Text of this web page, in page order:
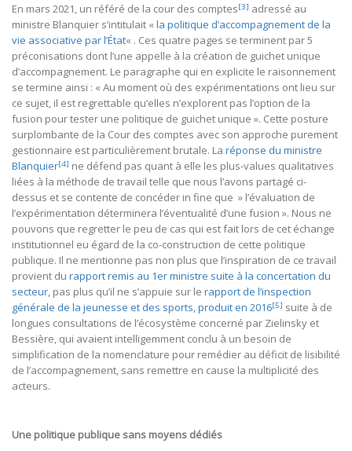
En mars 2021, un référé de la cour des comptes[3] adressé au
ministre Blanquier s’intitulait « la politique d’accompagnement de la
vie associative par l’État« . Ces quatre pages se terminent par 5
préconisations dont l’une appelle à la création de guichet unique
d’accompagnement. Le paragraphe qui en explicite le raisonnement
se termine ainsi : « Au moment où des expérimentations ont lieu sur
ce sujet, il est regrettable qu’elles n’explorent pas l’option de la
fusion pour tester une politique de guichet unique ». Cette posture
surplombante de la Cour des comptes avec son approche purement
gestionnaire est particulièrement brutale. La réponse du ministre
Blanquier[4] ne défend pas quant à elle les plus-values qualitatives
liées à la méthode de travail telle que nous l’avons partagé ci-
dessus et se contente de concéder in fine que » l’évaluation de
l’expérimentation déterminera l’éventualité d’une fusion ». Nous ne
pouvons que regretter le peu de cas qui est fait lors de cet échange
institutionnel eu égard de la co-construction de cette politique
publique. Il ne mentionne pas non plus que l’inspiration de ce travail
provient du rapport remis au 1er ministre suite à la concertation du
secteur, pas plus qu’il ne s’appuie sur le rapport de l’inspection
générale de la jeunesse et des sports, produit en 2016[5] suite à de
longues consultations de l’écosystème concerné par Zielinsky et
Bessière, qui avaient intelligemment conclu à un besoin de
simplification de la nomenclature pour remédier au déficit de lisibilité
de l’accompagnement, sans remettre en cause la multiplicité des
acteurs.
Une politique publique sans moyens dédiés